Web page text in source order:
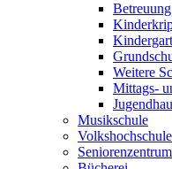
Betreuung
Weitere
Mittags-
Musikschule
Volkshochschule
Seniorenzentrum